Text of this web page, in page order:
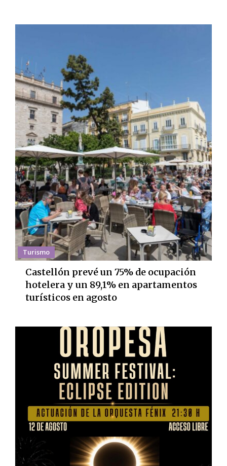
Turismo
Castellón prevé un 75% de ocupación
hotelera y un 89,1% en apartamentos
turísticos en agosto